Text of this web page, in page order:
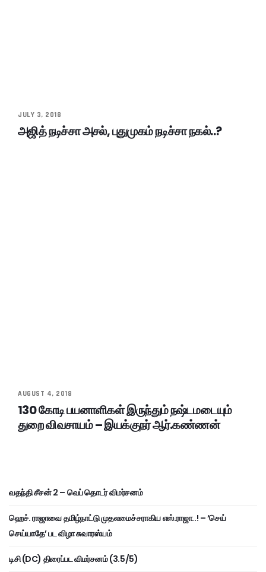
JULY 3, 2018
அஜித் நடிச்சா அசல், புதுமுகம் நடிச்சா நகல்..?
AUGUST 4, 2018
130 கோடி பயனாளிகள் இருந்தும் நஷ்டமடையும்
துறை விவசாயம் – இயக்குநர் ஆர்.கண்ணன்
வதந்தி சீசன் 2 – வெப் தொடர் விமர்சனம்
ஹெச். ராஜாவை தமிழ்நாட்டு முதலமைச்சராகிய எஸ்.ராஜா..! – ‘செய்
செய்யாதே’ பட விழா சுவாரஸ்யம்
டிசி (DC) திரைப்பட விமர்சனம் (3.5/5)